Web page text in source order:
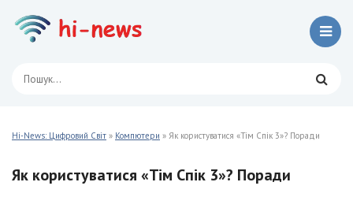
Hi-News: Цифровий Світ » Компютери » Як користуватися «Тім Спік 3»? Поради
Як користуватися «Тім Спік 3»? Поради